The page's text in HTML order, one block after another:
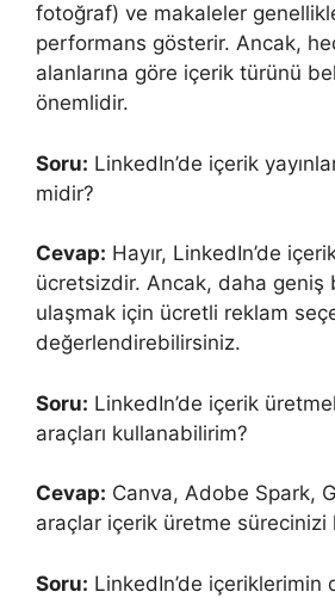
fotoğraf) ve makaleler
performans gösterir. Ancak,
alanlarına göre içerik türünü
önemlidir.
Soru: LinkedIn’de içerik
midir?
Cevap: Hayır, LinkedIn’de
ücretsizdir. Ancak, daha geniş
ulaşmak için ücretli reklam
değerlendirebilirsiniz.
Soru: LinkedIn’de içerik
araçları kullanabilirim?
Cevap: Canva, Adobe Spark,
araçlar içerik üretme sürecinizi
Soru: LinkedIn’de içeriklerimin